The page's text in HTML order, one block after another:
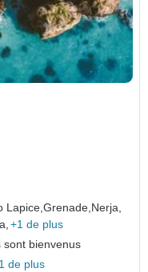
Lapice,Grenade,Nerja,
+1 de plus
sont bienvenus
de plus